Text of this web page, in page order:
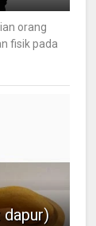
orang
fisik pada
dapur)